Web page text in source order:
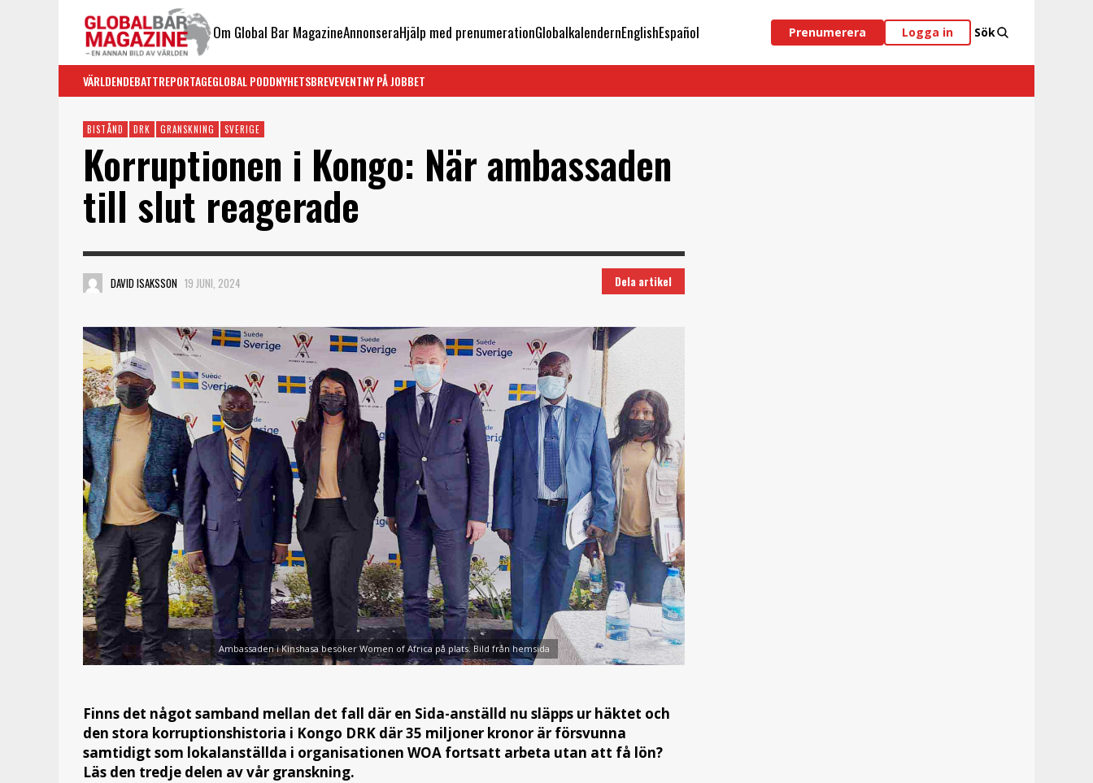
Om Global Bar MagazineAnnonseraHjälp med prenumerationGlobalkalendernEnglishEspañol Prenumerera Logga in Sök
VÄRLDENDEBATTREPORTAGEGLOBAL PODDNYHETSBREVEVENTNY PÅ JOBBET
BISTÅND DRK GRANSKNING SVERIGE
Korruptionen i Kongo: När ambassaden
till slut reagerade
DAVID ISAKSSON 19 JUNI, 2024 Dela artikel
Ambassaden i Kinshasa besöker Women of Africa på plats. Bild från hemsida
Finns det något samband mellan det fall där en Sida-anställd nu släpps ur häktet och
den stora korruptionshistoria i Kongo DRK där 35 miljoner kronor är försvunna
samtidigt som lokalanställda i organisationen WOA fortsatt arbeta utan att få lön?
Läs den tredje delen av vår granskning.